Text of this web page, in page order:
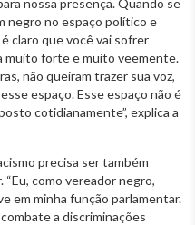
negro no espaço político e
claro que você vai sofrer
muito forte e muito veemente.
não queiram trazer sua voz,
espaço. Esse espaço não é
cotidianamente”, explica a
precisa ser também
como vereador negro,
em minha função parlamentar.
a discriminações